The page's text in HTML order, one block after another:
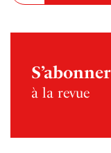
S’abonner
à la revue